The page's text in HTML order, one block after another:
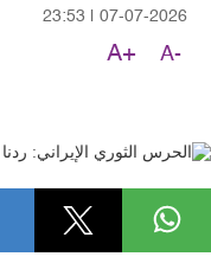
07-07-2026
23:53
A-
A+